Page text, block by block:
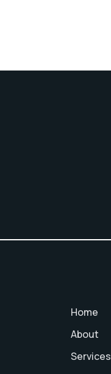
Home
About
Services